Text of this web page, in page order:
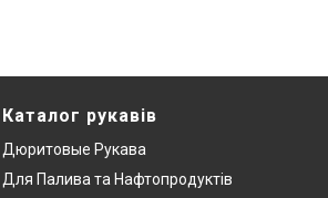
Каталог рукавів
Дюритовые Рукава
Для Палива та Нафтопродуктів